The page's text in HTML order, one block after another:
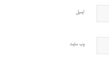
ایمیل
وب‌ سایت